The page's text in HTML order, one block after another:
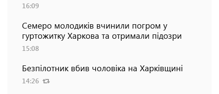
16:09
Семеро молодиків вчинили погром у
гуртожитку Харкова та отримали підозри
15:08
Безпілотник вбив чоловіка на Харківщині
14:26